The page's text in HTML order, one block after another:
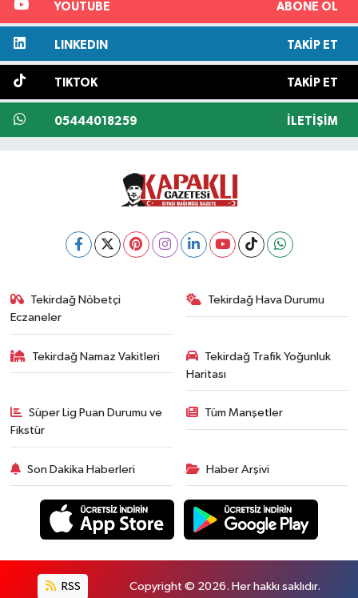
YOUTUBE ABONE OL
LINKEDIN TAKIP ET
TIKTOK TAKIP ET
05444018259 İLETIŞIM
Tekirdağ Nöbetçi
Eczaneler
Tekirdağ Hava Durumu
Tekirdağ Namaz Vakitleri
Tekirdağ Trafik Yoğunluk
Haritası
Süper Lig Puan Durumu ve
Fikstür
Tüm Manşetler
Son Dakika Haberleri Haber Arşivi
RSS Copyright © 2026. Her hakkı saklıdır.